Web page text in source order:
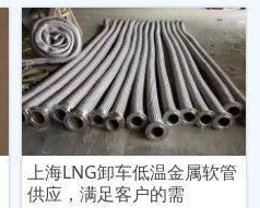
上海LNG卸车低温金属软管
供应，满足客户的需